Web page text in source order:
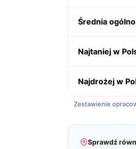
Średnia
Najtaniej w
Najdrożej w
Zestawienie
Sprawdź